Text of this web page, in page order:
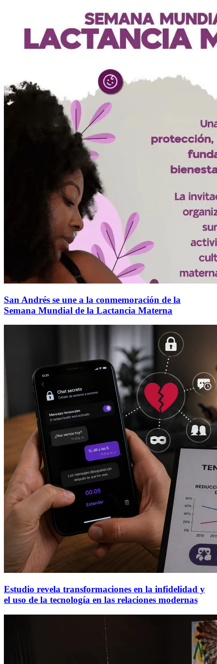
San Andrés se une a la conmemoración de la
Semana Mundial de la Lactancia Materna
Estudio revela transformaciones en la infidelidad y
el uso de la tecnología en las relaciones modernas